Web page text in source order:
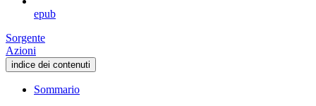
epub
Sorgente
Azioni
indice dei contenuti
Sommario